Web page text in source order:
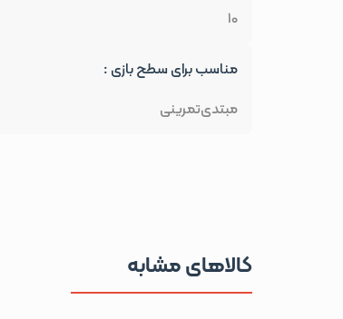
10
مناسب برای سطح بازی :
مبتدیتمرینی
کالاهای مشابه